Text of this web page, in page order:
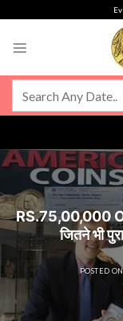
RS.75,00,000
जितने भी
POSTED